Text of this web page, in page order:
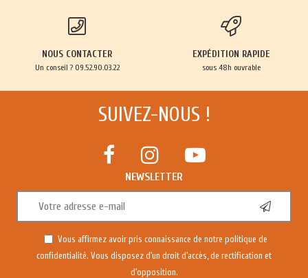
NOUS CONTACTER
Un conseil ? 09.52.90.03.22
EXPÉDITION RAPIDE
sous 48h ouvrable
SUIVEZ-NOUS !
NEWSLETTER
Vous affirmez avoir pris connaissance de notre politique de
confidentialité. Vous disposez d'un droit d'accès, de rectification et
d'opposition.